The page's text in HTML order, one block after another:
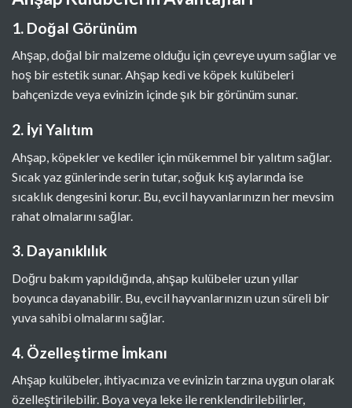
1. Doğal Görünüm
Ahşap, doğal bir malzeme olduğu için çevreye uyum sağlar ve
hoş bir estetik sunar. Ahşap kedi ve köpek kulübeleri
bahçenizde veya evinizin içinde şık bir görünüm sunar.
2. İyi Yalıtım
Ahşap, köpekler ve kediler için mükemmel bir yalıtım sağlar.
Sıcak yaz günlerinde serin tutar, soğuk kış aylarında ise
sıcaklık dengesini korur. Bu, evcil hayvanlarınızın her mevsim
rahat olmalarını sağlar.
3. Dayanıklılık
Doğru bakım yapıldığında, ahşap kulübeler uzun yıllar
boyunca dayanabilir. Bu, evcil hayvanlarınızın uzun süreli bir
yuva sahibi olmalarını sağlar.
4. Özelleştirme İmkanı
Ahşap kulübeler, ihtiyacınıza ve evinizin tarzına uygun olarak
özelleştirilebilir. Boya veya leke ile renklendirilebilirler,